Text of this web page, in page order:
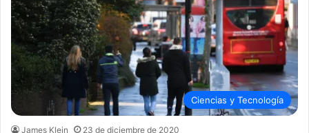
Ciencias y Tecnología
James Klein 23 de diciembre de 2020